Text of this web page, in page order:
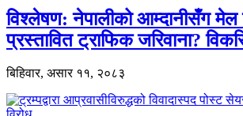
विश्लेषण: नेपालीको आम्दानीसँग
प्रस्तावित ट्राफिक जरिवाना?
बिहिवार, असार ११, २०८३